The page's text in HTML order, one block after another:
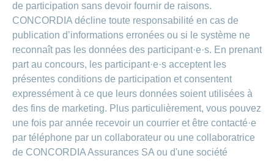
les
vaccinations
Renseignements
médicaux
avant
de
partir
en
voyage
par
recouvrement
direct
(LSV+)
ou
Debit
Direct
Conci-
Creative
>
Afficher
tous
les
articles
vacants
Pourquoi
travailler
nous
Astuces
pour
ta
candidature
L'équipe
des
ressources
humaines
Afficher
ou
masquer
la
rubrique
Feedback
Médias
Fournisseurs
et
fournisseuses
de
prestations
Afficher
ou
masquer
la
rubrique
Tarif
590
de participation sans devoir fournir de raisons.
CONCORDIA décline toute responsabilité en cas de
publication d’informations erronées ou si le système ne
reconnaît pas les données des participant·e·s. En prenant
part au concours, les participant·e·s acceptent les
présentes conditions de participation et consentent
expressément à ce que leurs données soient utilisées à
des fins de marketing. Plus particulièrement, vous pouvez
une fois par année recevoir un courrier et être contacté·e
par téléphone par un collaborateur ou une collaboratrice
de CONCORDIA Assurances SA ou d'une société